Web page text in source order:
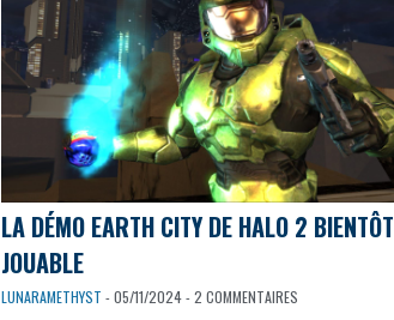
LA DÉMO EARTH CITY DE HALO 2 BIENTÔT
JOUABLE
LUNARAMETHYST - 05/11/2024 - 2 COMMENTAIRES